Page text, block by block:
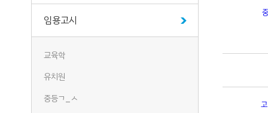
임용고시
교육학
유치원
중등ㄱ_ㅅ